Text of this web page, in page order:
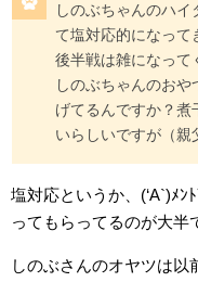
しのぶちゃんのハイ
て塩対応的になっ
後半戦は雑になって
しのぶちゃんのお
げてるんですか？煮
いらしいですが（親
塩対応というか、(‘A`)ﾒ
ってもらってるのが大半
しのぶさんのオヤツは以